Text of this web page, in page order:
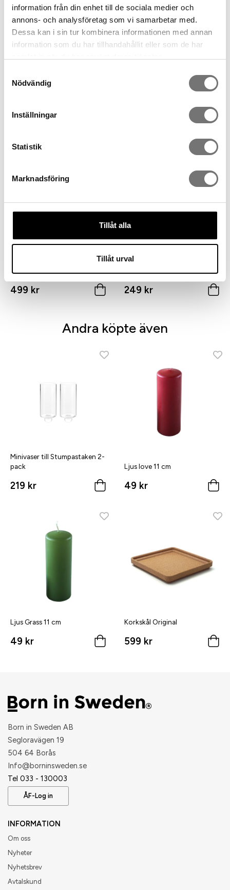
information från din enhet till de sociala medier och
annons- och analysföretag som vi samarbetar med.
Dessa kan i sin tur kombinera informationen med annan
information som du har tillhandahållit eller som de har
Nödvändig
Inställningar
Statistik
Marknadsföring
Tillåt alla
Tillåt urval
Stumpastaken Fyran ljusstake
rå aluminium
499 kr 249 kr
Andra köpte även
Minivaser till Stumpastaken 2-
pack
219 kr
Ljus love 11 cm
49 kr
Ljus Grass 11 cm
49 kr
Korkskål Original
599 kr
Born in Sweden AB
Segloravägen 19
504 64 Borås
​Info@borninsweden.se
Tel 033 - 130003
ÅF-Log in
INFORMATION
Om oss
Nyheter
Nyhetsbrev
Avtalskund